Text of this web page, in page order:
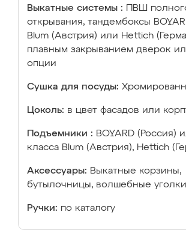
Выкатные системы :
ПВШ
открывания, тандембоксы
Blum (Австрия) или Hettich
плавным закрыванием дверок
опции
Сушка для посуды:
Цоколь: в цвет фасадов или
Подъемники : BOYARD (Россия)
класса Blum (Австрия), Hettich
Аксессуары: Выкатные корзины,
бутылочницы, волшебные
Ручки: по каталогу